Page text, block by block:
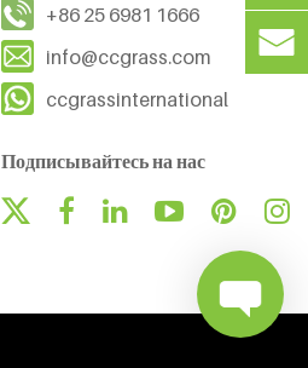
+86 25 6981 1666
info@ccgrass.com
ccgrassinternational
Подписывайтесь на нас